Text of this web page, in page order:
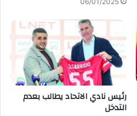
رئيس نادي الاتحاد يطالب بعدم
التدخل